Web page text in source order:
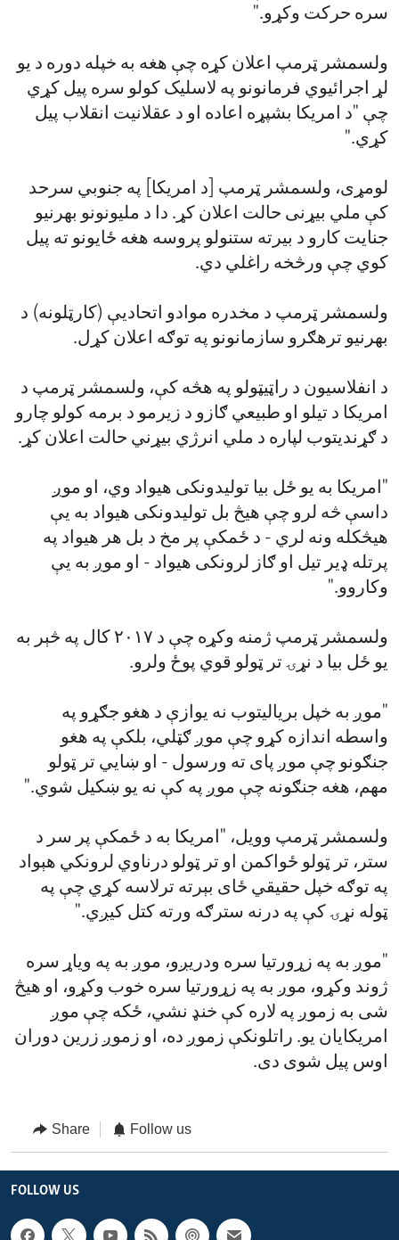
سره حرکت وکړو."
ولسمشر ټرمپ اعلان کړه چې هغه به خپله دوره د یو
لړ اجرائیوي فرمانونو په لاسلیک کولو سره پیل کړي
چې "د امریکا بشپړه اعاده او د عقلانیت انقلاب پیل
کړي."
لومړی، ولسمشر ټرمپ [د امریکا] په جنوبي سرحد
کې ملي بیړنی حالت اعلان کړ. دا د ملیونونو بهرنیو
جنایت کارو د بیرته ستنولو پروسه هغه ځایونو ته پیل
کوي چې ورڅخه راغلي دي.
ولسمشر ټرمپ د مخدره موادو اتحادیې (کارټلونه) د
بهرنیو ترهګرو سازمانونو په توګه اعلان کړل.
د انفلاسیون د راټیټولو په هڅه کې، ولسمشر ټرمپ د
امریکا د تیلو او طبیعي ګازو د زیرمو د برمه کولو چارو
د ګړندیتوب لپاره د ملي انرژي بیړني حالت اعلان کړ.
"امریکا به یو ځل بیا تولیدونکی هیواد وي، او موږ
داسې څه لرو چې هیڅ بل تولیدونکی هیواد به یې
هیڅکله ونه لري - د ځمکې پر مخ د بل هر هیواد په
پرتله ډیر تیل او ګاز لرونکی هیواد - او موږ به یې
وکاروو."
ولسمشر ټرمپ ژمنه وکړه چې د ۲۰۱۷ کال په څېر به
یو ځل بیا د نړۍ تر ټولو قوي پوځ ولرو.
"موږ به خپل بریالیتوب نه یوازې د هغو جګړو په
واسطه اندازه کړو چې موږ ګټلي، بلکې په هغو
جنګونو چې موږ پای ته ورسول - او ښایي تر ټولو
مهم، هغه جنګونه چې موږ په کې نه یو ښکیل شوي."
ولسمشر ټرمپ وویل، "امریکا به د ځمکې پر سر د
ستر، تر ټولو ځواکمن او تر ټولو درناوي لرونکي هېواد
په توګه خپل حقیقي ځای بېرته ترلاسه کړي چې په
ټوله نړۍ کې په درنه سترګه ورته کتل کیږي."
"موږ به په زړورتیا سره ودریږو، موږ به په ویاړ سره
ژوند وکړو، موږ به په زړورتیا سره خوب وکړو، او هیڅ
شی به زموږ په لاره کې خنډ نشي، ځکه چې موږ
امریکایان یو. راتلونکې زموږ ده، او زموږ زرین دوران
اوس پیل شوی دی.
Share Follow us
FOLLOW US